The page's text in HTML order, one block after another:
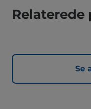
Se